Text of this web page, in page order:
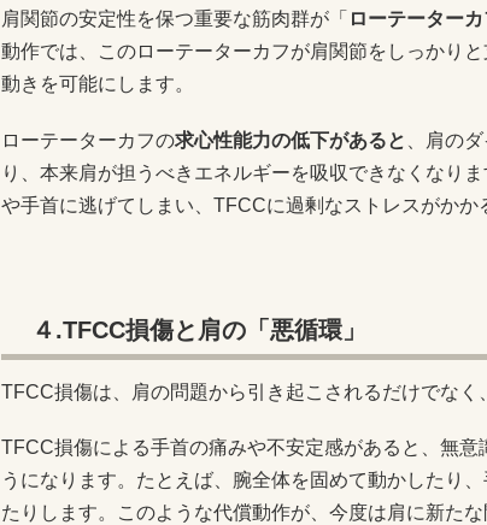
肩関節の安定性を保つ重要な筋肉群が「 ローテーターカ
動作では、このローテーターカフが肩関節をしっかり
動きを可能にします。
ローテーターカフの求心性能力の低下があると
、肩の
り、本来肩が担うべきエネルギーを吸収できなくなり
や手首に逃げてしまい、TFCCに過剰なストレスがかか
４.TFCC損傷と肩の「悪循環」
TFCC損傷は、肩の問題から引き起こされるだけでなく
TFCC損傷による手首の痛みや不安定感があると、無
うになります。たとえば、腕全体を固めて動かしたり
たりします。このような代償動作が、今度は肩に新たな